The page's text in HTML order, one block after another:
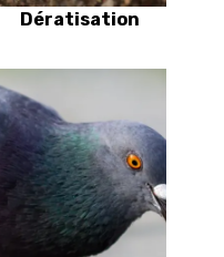
Dératisation